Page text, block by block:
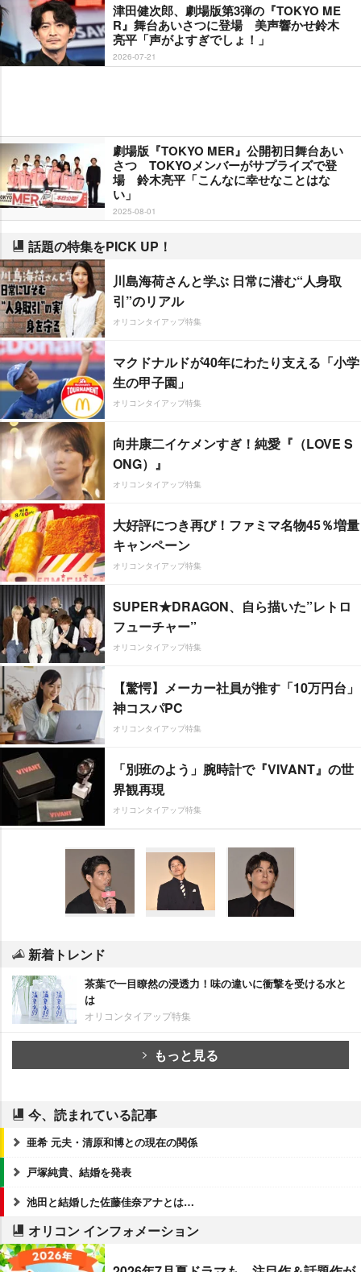
津田健次郎、劇場版第3弾の『TOKYO ME
R』舞台あいさつに登場 美声響かせ鈴木
亮平「声がよすぎでしょ！」
2026-07-21
劇場版『TOKYO MER』公開初日舞台あい
さつ TOKYOメンバーがサプライズで登
場 鈴木亮平「こんなに幸せなことはな
い」
2025-08-01
話題の特集をPICK UP！
川島海荷さんと学ぶ 日常に潜む“人身取
引”のリアル
オリコンタイアップ特集
マクドナルドが40年にわたり支える「小学
生の甲子園」
オリコンタイアップ特集
向井康二イケメンすぎ！純愛『（LOVE S
ONG）』
オリコンタイアップ特集
大好評につき再び！ファミマ名物45％増量
キャンペーン
オリコンタイアップ特集
SUPER★DRAGON、自ら描いた”レトロ
フューチャー”
オリコンタイアップ特集
【驚愕】メーカー社員が推す「10万円台」
神コスパPC
オリコンタイアップ特集
「別班のよう」腕時計で『VIVANT』の世
界観再現
オリコンタイアップ特集
新着トレンド
茶葉で一目瞭然の浸透力！味の違いに衝撃を受ける水と
は
オリコンタイアップ特集
もっと見る
今、読まれている記事
亜希 元夫・清原和博との現在の関係
戸塚純貴、結婚を発表
池田と結婚した佐藤佳奈アナとは…
オリコン インフォメーション